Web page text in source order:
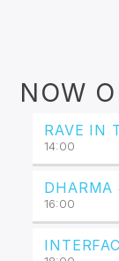
NOW
RAVE IN
14:00
DHARMA
16:00